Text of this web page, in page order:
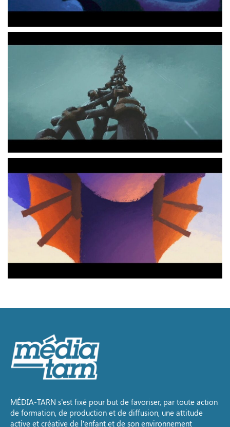
MÉDIA-TARN s’est fixé pour but de favoriser, par toute action
de formation, de production et de diffusion, une attitude
active et créative de l’enfant et de son environnement